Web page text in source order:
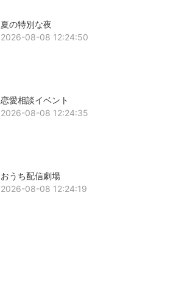
夏の特別な夜
2026-08-08 12:24:50
恋愛相談イベント
2026-08-08 12:24:35
おうち配信劇場
2026-08-08 12:24:19